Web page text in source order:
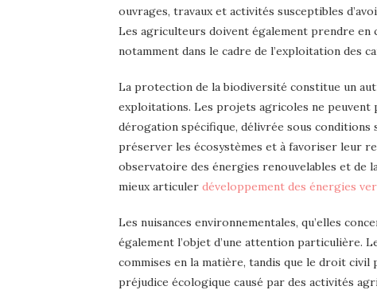
ouvrages, travaux et activités susceptibles
Les agriculteurs doivent également prendre
notamment dans le cadre de l’exploitation des
La protection de la biodiversité constitue un
exploitations. Les projets agricoles ne
dérogation spécifique, délivrée sous conditions
préserver les écosystèmes et à favoriser leur
observatoire des énergies renouvelables et de
mieux articuler développement des énergies
Les nuisances environnementales, qu’elles
également l’objet d’une attention particulière.
commises en la matière, tandis que le droit
préjudice écologique causé par des activités